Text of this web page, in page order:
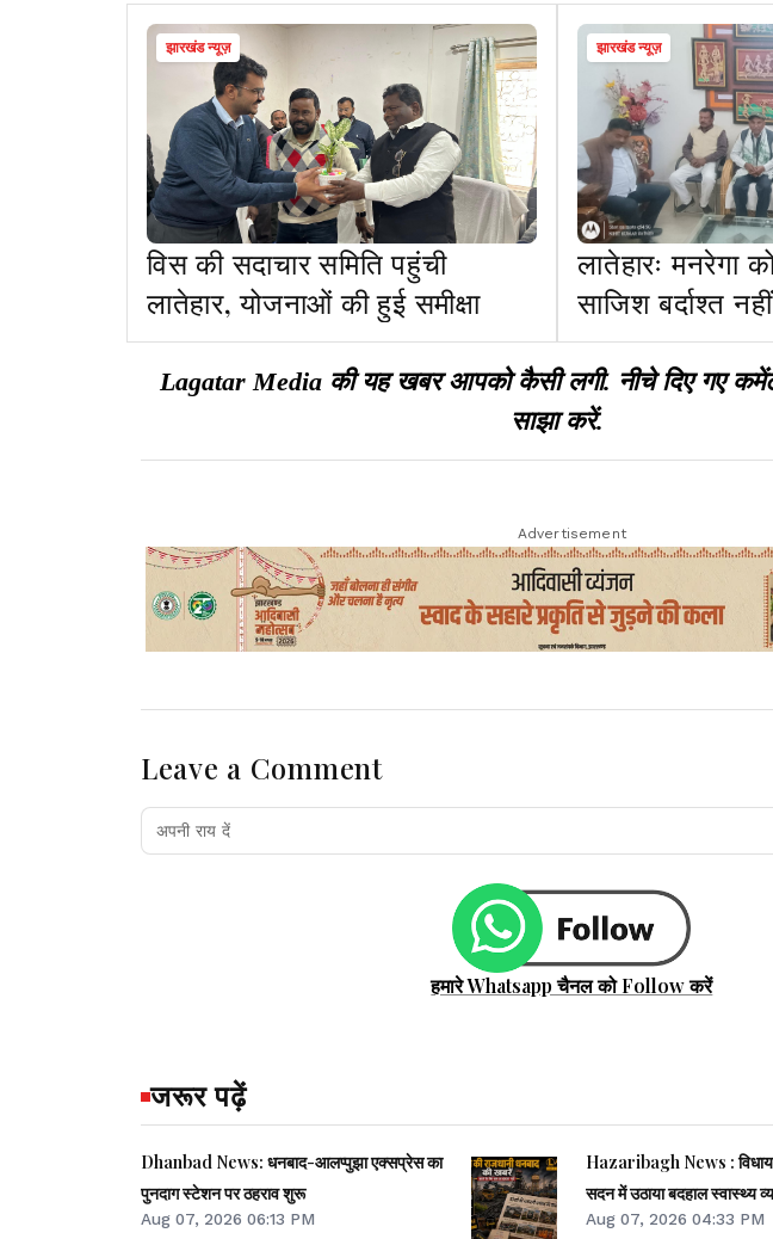
झारखंड न्यूज़
विस की सदाचार समिति पहुंची
लातेहार, योजनाओं की हुई समीक्षा
झारखंड न्यूज़
लातेहारः मनरेगा
साजिश बर्दाश्त
शाहदेव
Lagatar Media की यह खबर आपको कैसी लगी. नीचे दिए गए
साझा करें.
Advertisement
Leave a Comment
हमारे Whatsapp चैनल को Follow करें
जरूर पढ़ें
Dhanbad News: धनबाद-आलप्पुझा एक्सप्रेस का
पुनदाग स्टेशन पर ठहराव शुरू
Aug 07, 2026 06:13 PM
Hazaribagh News :
सदन में उठाया बदहाल स्वास्थ्य
Aug 07, 2026 04:33 PM